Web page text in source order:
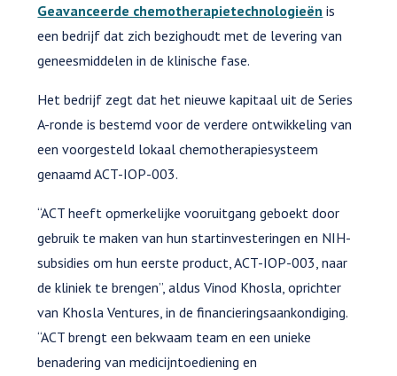
Geavanceerde chemotherapietechnologieën is
een bedrijf dat zich bezighoudt met de levering van
geneesmiddelen in de klinische fase.
Het bedrijf zegt dat het nieuwe kapitaal uit de Series
A-ronde is bestemd voor de verdere ontwikkeling van
een voorgesteld lokaal chemotherapiesysteem
genaamd ACT-IOP-003.
“ACT heeft opmerkelijke vooruitgang geboekt door
gebruik te maken van hun startinvesteringen en NIH-
subsidies om hun eerste product, ACT-IOP-003, naar
de kliniek te brengen”, aldus Vinod Khosla, oprichter
van Khosla Ventures, in de financieringsaankondiging.
“ACT brengt een bekwaam team en een unieke
benadering van medicijntoediening en